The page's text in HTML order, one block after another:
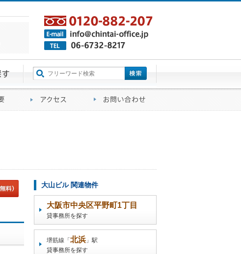
大山ビル 関連物件
大阪市中央区平野町1丁目
貸事務所を探す
堺筋線「 北浜」駅
貸事務所を探す